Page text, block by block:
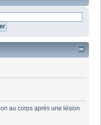
au corps après une lésion